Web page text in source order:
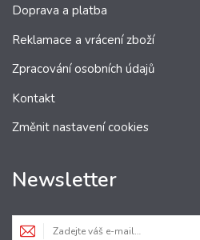
Doprava a platba
Reklamace a vrácení zboží
Zpracování osobních údajů
Kontakt
Změnit nastavení cookies
Newsletter